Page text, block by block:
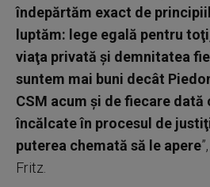
îndepărtăm exact de
luptăm: lege egală pentru
viaţa privată şi demnitatea
suntem mai buni decât
CSM acum şi de fiecare
încălcate în procesul de
puterea chemată să le apere
Fritz.